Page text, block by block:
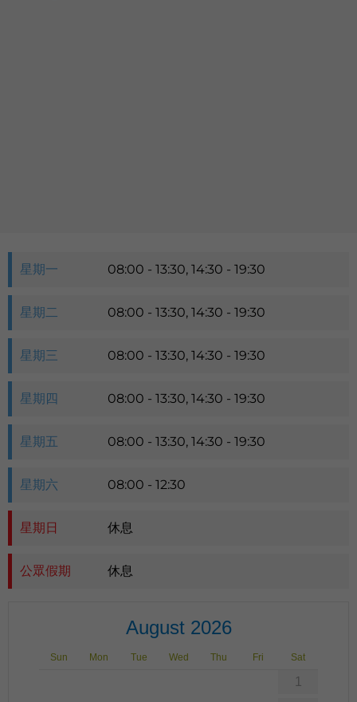
星期一 08:00 - 13:30, 14:30 - 19:30
星期二 08:00 - 13:30, 14:30 - 19:30
星期三 08:00 - 13:30, 14:30 - 19:30
星期四 08:00 - 13:30, 14:30 - 19:30
星期五 08:00 - 13:30, 14:30 - 19:30
星期六 08:00 - 12:30
星期日 休息
公眾假期 休息
August 2026
Sun Mon Tue Wed Thu Fri Sat
1